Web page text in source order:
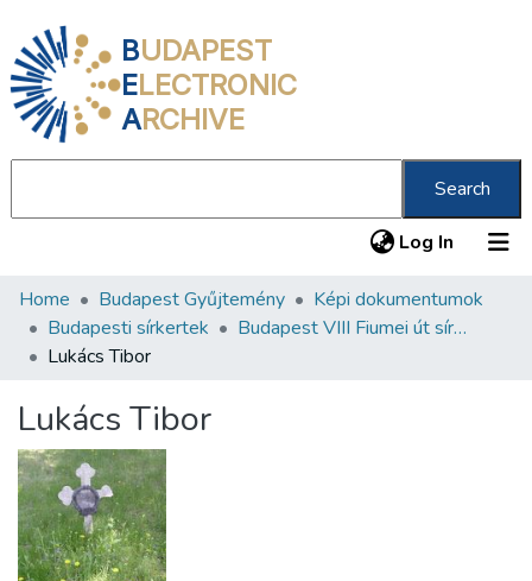
BUDAPEST
ELECTRONIC
ARCHIVE
Search
Log In (current)
Communities & Collections
All of DSpace
About us
Home Budapest Gyűjtemény
Képi dokumentumok
Budapesti sírkertek
Budapest VIII Fiumei út sírkert 1. rész
Lukács Tibor
Lukács Tibor